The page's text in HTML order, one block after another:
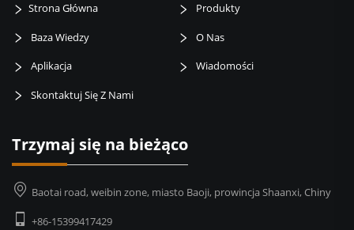
Strona Główna Produkty
Baza Wiedzy O Nas
Aplikacja Wiadomości
Skontaktuj Się Z Nami
Trzymaj się na bieżąco
Baotai road, weibin zone, miasto Baoji, prowincja Shaanxi, Chiny
+86-15399417429